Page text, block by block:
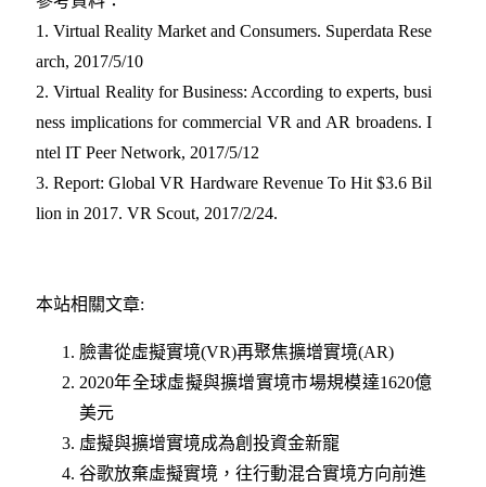
1.Virtual Reality Market and Consumers. Superdata Rese
arch, 2017/5/10
2.Virtual Reality for Business: According to experts, busi
ness implications for commercial VR and AR broadens. I
ntel IT Peer Network, 2017/5/12
3.Report: Global VR Hardware Revenue To Hit $3.6 Bil
lion in 2017. VR Scout, 2017/2/24.
本站相關文章:
臉書從虛擬實境(VR)再聚焦擴增實境(AR)
2020年全球虛擬與擴增實境市場規模達1620億
美元
虛擬與擴增實境成為創投資金新寵
谷歌放棄虛擬實境，往行動混合實境方向前進